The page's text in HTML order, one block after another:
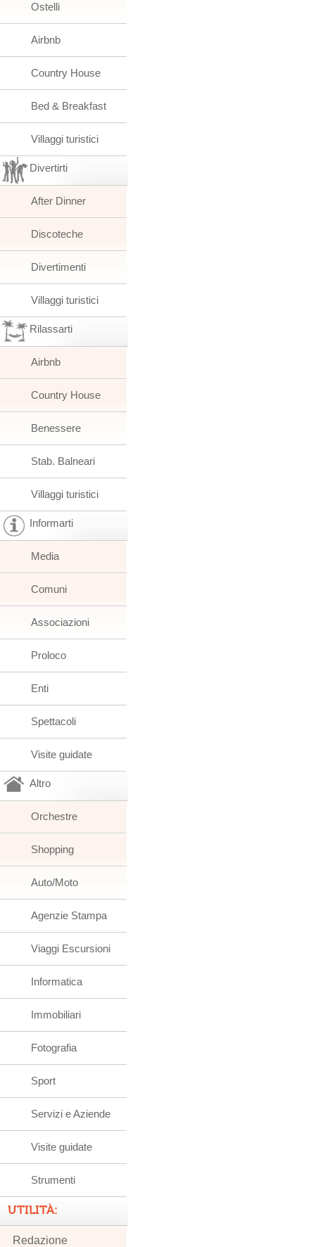
Ostelli
Airbnb
Country House
Bed & Breakfast
Villaggi turistici
Divertirti
After Dinner
Discoteche
Divertimenti
Villaggi turistici
Rilassarti
Airbnb
Country House
Benessere
Stab. Balneari
Villaggi turistici
Informarti
Media
Comuni
Associazioni
Proloco
Enti
Spettacoli
Visite guidate
Altro
Orchestre
Shopping
Auto/Moto
Agenzie Stampa
Viaggi Escursioni
Informatica
Immobiliari
Fotografia
Sport
Servizi e Aziende
Visite guidate
Strumenti
UTILITÀ:
Redazione